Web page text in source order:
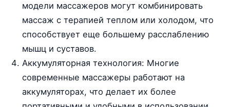
модели массажеров могут комбинировать
массаж с терапией теплом или холодом, что
способствует еще большему расслаблению
мышц и суставов.
Аккумуляторная технология: Многие
современные массажеры работают на
аккумуляторах, что делает их более